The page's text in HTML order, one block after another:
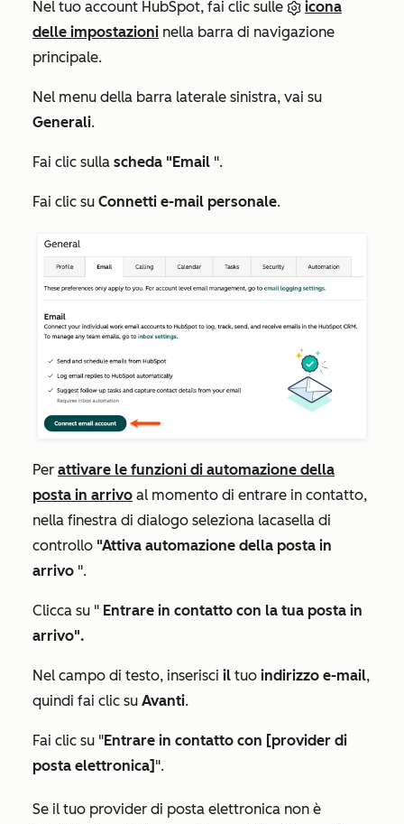
Nel tuo account HubSpot, fai clic sulle
icona
delle impostazioni nella barra di navigazione
principale.
Nel menu della barra laterale sinistra, vai su
Generali.
Fai clic sulla scheda "Email ".
Fai clic su Connetti e-mail personale.
Per attivare le funzioni di automazione della
posta in arrivo al momento di entrare in contatto,
nella finestra di dialogo seleziona lacasella di
controllo "Attiva automazione della posta in
arrivo ".
Clicca su " Entrare in contatto con la tua posta in
arrivo".
Nel campo di testo, inserisci il tuo indirizzo e-mail,
quindi fai clic su Avanti.
Fai clic su "Entrare in contatto con [provider di
posta elettronica] ".
Se il tuo provider di posta elettronica non è